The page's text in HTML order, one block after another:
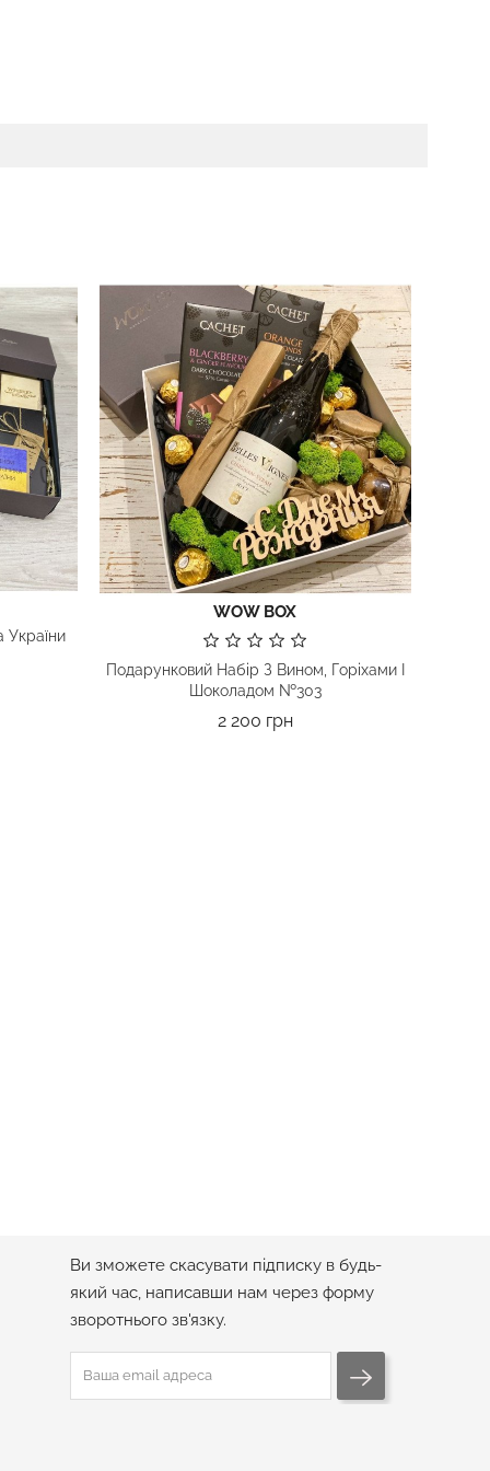
України
WOW BOX
Подарунковий Набір З Вином, Горіхами І
Шоколадом №303
2 200 грнЦіна
Ви зможете скасувати підписку в будь-
який час, написавши нам через форму
зворотнього зв'язку.